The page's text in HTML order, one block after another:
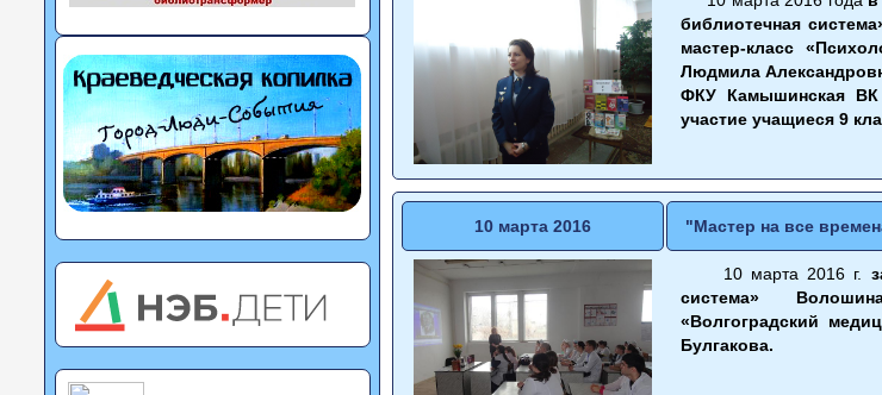
библиотечная
мастер-класс
Людмила
ФКУ Камышинская ВК
участие учащиеся 9
10 марта 2016 "Мастер на все
10 марта 2016 г.
система»
«Волгоградский
Булгакова.